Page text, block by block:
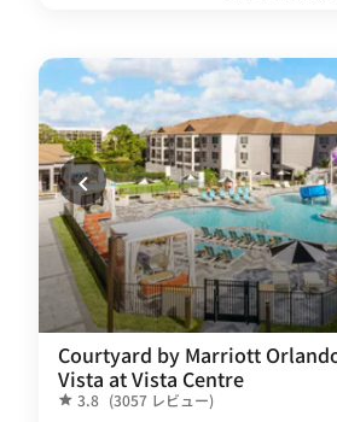
Courtyard by Marriott
Vista at Vista Centre
3.8 (3057 レビュー)